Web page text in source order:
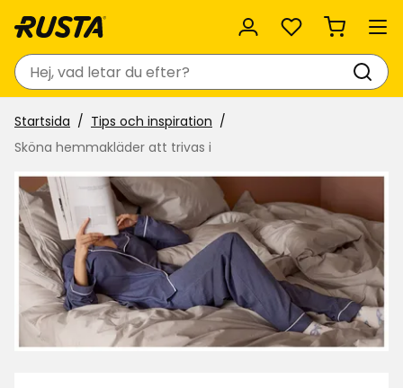
Favoriter
Sök
Startsida
Tips och inspiration
Sköna hemmakläder att trivas i